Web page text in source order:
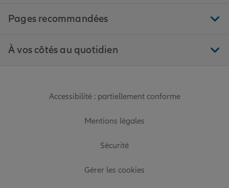
Pages recommandées
À vos côtés au quotidien
Accessibilité : partiellement conforme
Mentions légales
Sécurité
Gérer les cookies